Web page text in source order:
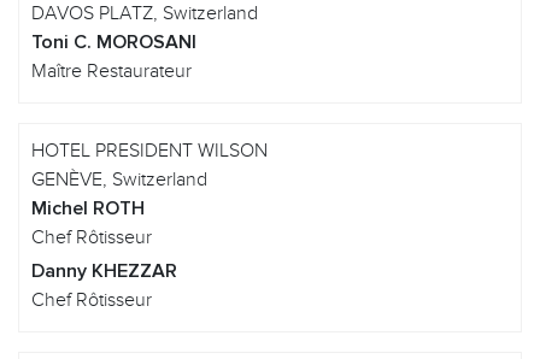
DAVOS PLATZ, Switzerland
Toni C. MOROSANI
Maître Restaurateur
HOTEL PRESIDENT WILSON
GENÈVE, Switzerland
Michel ROTH
Chef Rôtisseur
Danny KHEZZAR
Chef Rôtisseur